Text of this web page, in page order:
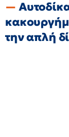
την απλή